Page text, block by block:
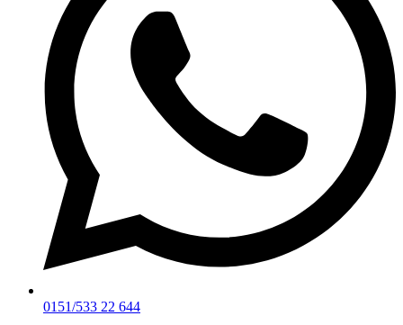
0151/533 22 644